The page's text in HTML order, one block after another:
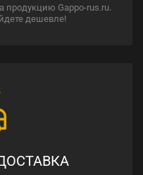
Gappo-rus.ru.
дешевле!